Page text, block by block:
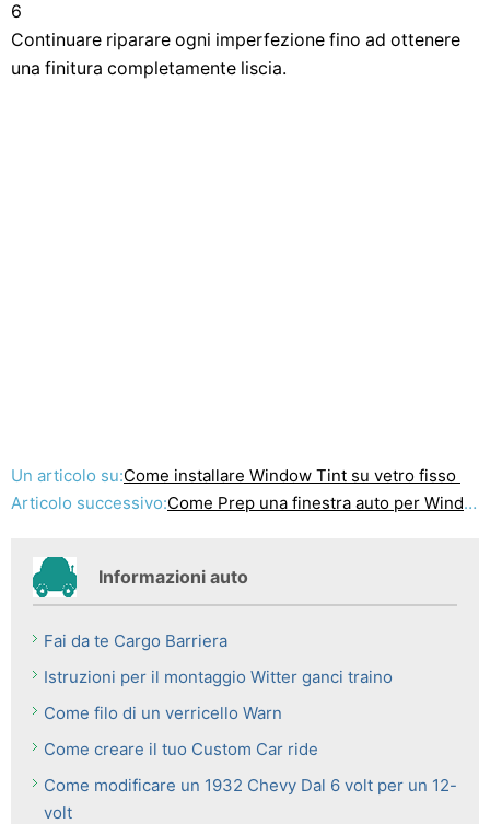
6
Continuare riparare ogni imperfezione fino ad ottenere
una finitura completamente liscia.
Un articolo su:Come installare Window Tint su vetro fisso
Articolo successivo:Come Prep una finestra auto per Window Tint
Informazioni auto
Fai da te Cargo Barriera
Istruzioni per il montaggio Witter ganci traino
Come filo di un verricello Warn
Come creare il tuo Custom Car ride
Come modificare un 1932 Chevy Dal 6 volt per un 12-
volt